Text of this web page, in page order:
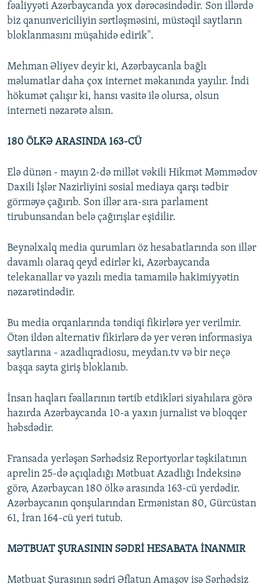
fəaliyyəti Azərbaycanda yox dərəcəsindədir. Son illərdə
biz qanunvericiliyin sərtləşməsini, müstəqil saytların
bloklanmasını müşahidə edirik".
Mehman Əliyev deyir ki, Azərbaycanla bağlı
məlumatlar daha çox internet məkanında yayılır. İndi
hökumət çalışır ki, hansı vasitə ilə olursa, olsun
interneti nəzarətə alsın.
180 ÖLKƏ ARASINDA 163-CÜ
Elə dünən - mayın 2-də millət vəkili Hikmət Məmmədov
Daxili İşlər Nazirliyini sosial mediaya qarşı tədbir
görməyə çağırıb. Son illər ara-sıra parlament
tirubunsandan belə çağırışlar eşidilir.
Beynəlxalq media qurumları öz hesabatlarında son illər
davamlı olaraq qeyd edirlər ki, Azərbaycanda
telekanallar və yazılı media tamamilə hakimiyyətin
nəzarətindədir.
Bu media orqanlarında təndiqi fikirlərə yer verilmir.
Ötən ildən alternativ fikirlərə də yer verən informasiya
saytlarına - azadlıqradiosu, meydan.tv və bir neçə
başqa sayta giriş bloklanıb.
İnsan haqları fəallarının tərtib etdikləri siyahılara görə
hazırda Azərbaycanda 10-a yaxın jurnalist və bloqqer
həbsdədir.
Fransada yerləşən Sərhədsiz Reportyorlar təşkilatının
aprelin 25-də açıqladığı Mətbuat Azadlığı İndeksinə
görə, Azərbaycan 180 ölkə arasında 163-cü yerdədir.
Azərbaycanın qonşularından Ermənistan 80, Gürcüstan
61, İran 164-cü yeri tutub.
MƏTBUAT ŞURASININ SƏDRİ HESABATA İNANMIR
Mətbuat Şurasının sədri Əflatun Amaşov isə Sərhədsiz